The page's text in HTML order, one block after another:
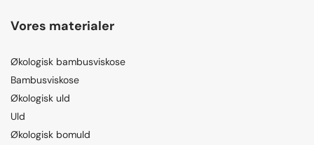
Vores materialer
Økologisk bambusviskose
Bambusviskose
Økologisk uld
Uld
Økologisk bomuld